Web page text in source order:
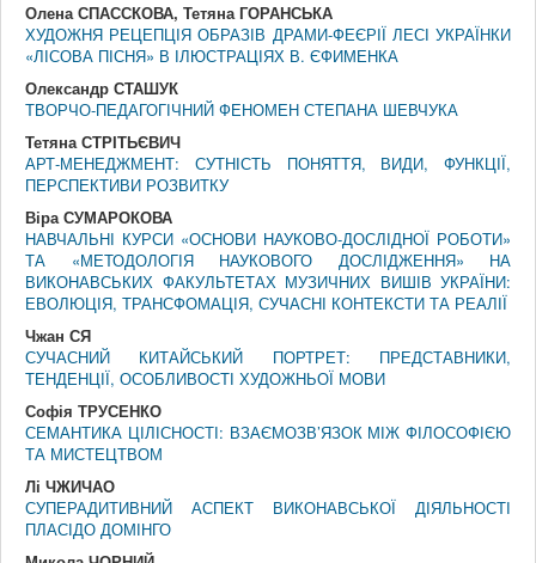
Олена СПАССКОВА, Тетяна ГОРАНСЬКА
ХУДОЖНЯ РЕЦЕПЦІЯ ОБРАЗІВ ДРАМИ-ФЕЄРІЇ ЛЕСІ УКРАЇНКИ
«ЛІСОВА ПІСНЯ» В ІЛЮСТРАЦІЯХ В. ЄФИМЕНКА
Олександр СТАШУК
ТВОРЧО-ПЕДАГОГІЧНИЙ ФЕНОМЕН СТЕПАНА ШЕВЧУКА
Тетяна СТРІТЬЄВИЧ
АРТ-МЕНЕДЖМЕНТ: СУТНІСТЬ ПОНЯТТЯ, ВИДИ, ФУНКЦІЇ,
ПЕРСПЕКТИВИ РОЗВИТКУ
Віра СУМАРОКОВА
НАВЧАЛЬНІ КУРСИ «ОСНОВИ НАУКОВО-ДОСЛІДНОЇ РОБОТИ»
ТА «МЕТОДОЛОГІЯ НАУКОВОГО ДОСЛІДЖЕННЯ» НА
ВИКОНАВСЬКИХ ФАКУЛЬТЕТАХ МУЗИЧНИХ ВИШІВ УКРАЇНИ:
ЕВОЛЮЦІЯ, ТРАНСФОМАЦІЯ, СУЧАСНІ КОНТЕКСТИ ТА РЕАЛІЇ
Чжан СЯ
СУЧАСНИЙ КИТАЙСЬКИЙ ПОРТРЕТ: ПРЕДСТАВНИКИ,
ТЕНДЕНЦІЇ, ОСОБЛИВОСТІ ХУДОЖНЬОЇ МОВИ
Софія ТРУСЕНКО
СЕМАНТИКА ЦІЛІСНОСТІ: ВЗАЄМОЗВ’ЯЗОК МІЖ ФІЛОСОФІЄЮ
ТА МИСТЕЦТВОМ
Лі ЧЖИЧАО
СУПЕРАДИТИВНИЙ АСПЕКТ ВИКОНАВСЬКОЇ ДІЯЛЬНОСТІ
ПЛАСІДО ДОМІНГО